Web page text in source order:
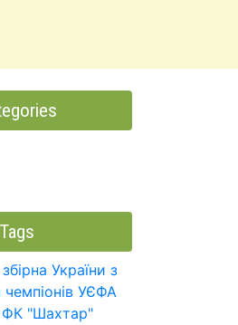
Tags
України з
чемпіонів УЄФА
ФК "Шахтар"